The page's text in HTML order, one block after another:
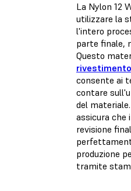
La Nylon 12
utilizzare la
l'intero
parte finale,
Questo
consente ai
contare
del
assicura
revisione
produzione
tramite